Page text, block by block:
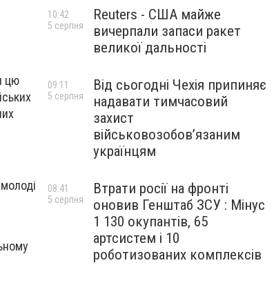
цю
Reuters - США майже
вичерпали запаси ракет
великої дальності
10:42
5 серпня
Від сьогодні Чехія припиняє
надавати тимчасовий
захист
військовозобов’язаним
українцям
09:11
5 серпня
Втрати росії на фронті
оновив Генштаб ЗСУ : Мінус
1 130 окупантів, 65
артсистем і 10
роботизованих комплексів
08:41
5 серпня